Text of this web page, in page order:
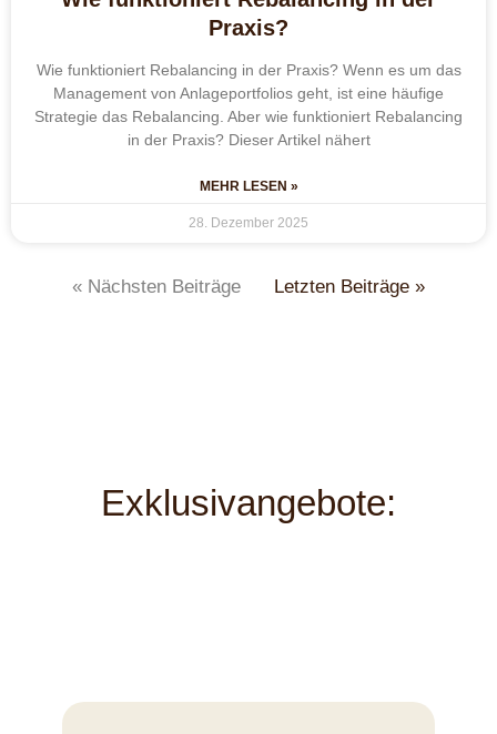
Praxis?
Wie funktioniert Rebalancing in der Praxis? Wenn es um das
Management von Anlageportfolios geht, ist eine häufige
Strategie das Rebalancing. Aber wie funktioniert Rebalancing
in der Praxis? Dieser Artikel nähert
MEHR LESEN »
28. Dezember 2025
« Nächsten Beiträge Letzten Beiträge »
Exklusivangebote: